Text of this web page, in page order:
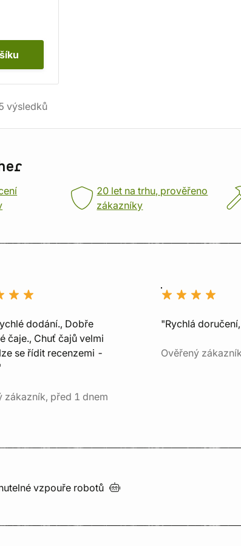
výsledků
20 let na trhu, prověřeno
zákazníky
dodání., Dobře
čaje., Chuť čajů velmi
se řídit recenzemi -
zákazník, před 1 dnem
"Rychlá
Ověřený
vzpouře robotů